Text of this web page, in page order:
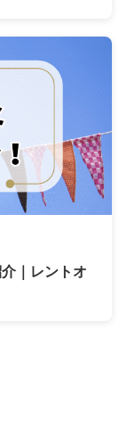
｜レントオ